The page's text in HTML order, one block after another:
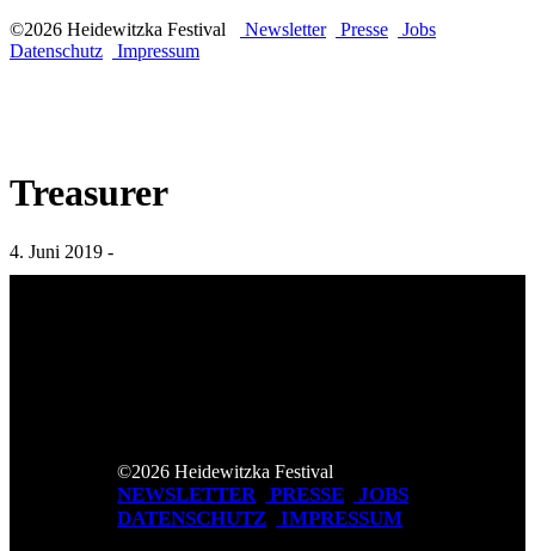
©2026 Heidewitzka Festival
Newsletter Presse
Jobs
Datenschutz
Impressum
Treasurer
4. Juni 2019 -
©2026 Heidewitzka Festival
NEWSLETTER PRESSE
JOBS
DATENSCHUTZ
IMPRESSUM